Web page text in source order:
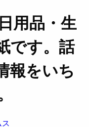
用品・生
です。話
報をいち